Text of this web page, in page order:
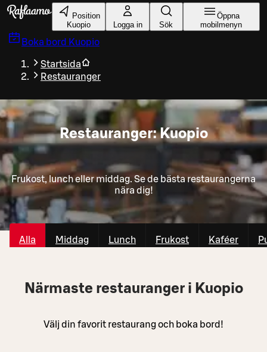
Gå till huvudinnehållet
Position
Kuopio
Logga in Sök
Öppna
mobilmenyn
Boka bord Kuopio
Startsida
Restauranger
Restauranger: Kuopio
Frukost, lunch eller middag. Se de bästa restaurangerna
nära dig!
Alla Middag Lunch Frukost Kaféer
Närmaste restauranger i Kuopio
Välj din favorit restaurang och boka bord!